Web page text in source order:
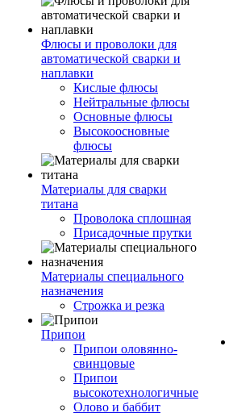
Флюсы и проволоки для
автоматической сварки и
наплавки
Кислые флюсы
Нейтральные флюсы
Основные флюсы
Высокоосновные
флюсы
Материалы для сварки
титана
Проволока сплошная
Присадочные прутки
Материалы специального
назначения
Строжка и резка
Припои
Припои оловянно-
свинцовые
Припои
высокотехнологичные
Олово и баббит